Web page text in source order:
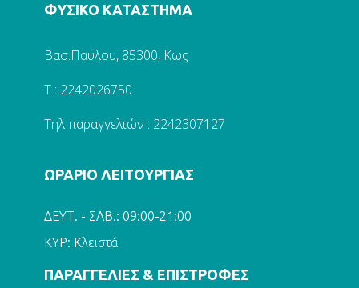
ΦΥΣΙΚΟ ΚΑΤΑΣΤΗΜΑ
Βασ.Παύλου, 85300, Κως
Τ : 2242026750
Τηλ παραγγελιών : 2242307127
ΩΡΑΡΙΟ ΛΕΙΤΟΥΡΓΙΑΣ
ΔΕΥΤ. - ΣΑΒ.: 09:00-21:00
ΚΥΡ: Κλειστά
ΠΑΡΑΓΓΕΛΙΕΣ & ΕΠΙΣΤΡΟΦΕΣ